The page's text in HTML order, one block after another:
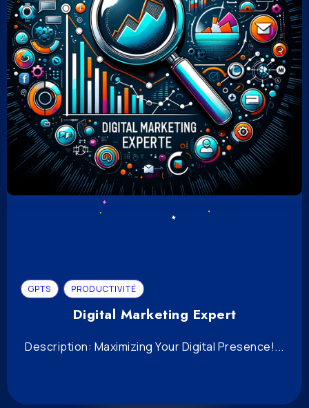
GPTS PRODUCTIVITÉ
Digital Marketing Expert
Description: Maximizing Your Digital Presence!...